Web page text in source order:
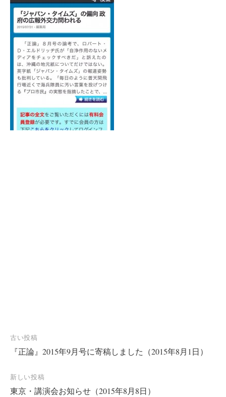
投
稿
ナ
ビ
古い投稿
『正論』2015年9月号に寄稿しました（2015年8月1日）
新しい投稿
東京・講演会お知らせ（2015年8月8日）